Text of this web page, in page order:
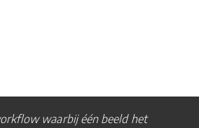
waarbij één beeld het